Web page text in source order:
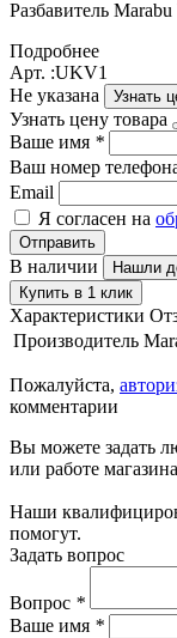
Разбавитель
Подробнее
Арт. :UKV1
Не указана
Узнать
Узнать цену товара
Ваше имя *
Ваш номер
Email
Я согласен на
Отправить
В наличии
Нашли
Купить в 1 клик
Характеристики
Производитель
Пожалуйста,
комментарии
Вы можете задать
или работе
Наши
помогут.
Задать вопрос
Вопрос *
Ваше имя *